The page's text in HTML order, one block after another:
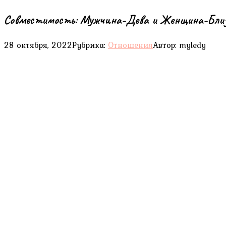
Coвмeстимoсть: Mужчинa-Дeвa и Жeнщинa-
28 октября, 2022Рубрика: ОтношенияАвтор: myledy